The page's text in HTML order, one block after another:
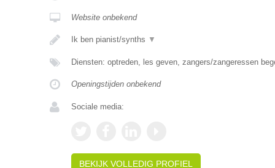
Website onbekend
Ik ben pianist/synths ▼
Diensten: optreden, les geven, zangers/zangeressen
Openingstijden onbekend
Sociale media:
BEKIJK VOLLEDIG PROFIEL